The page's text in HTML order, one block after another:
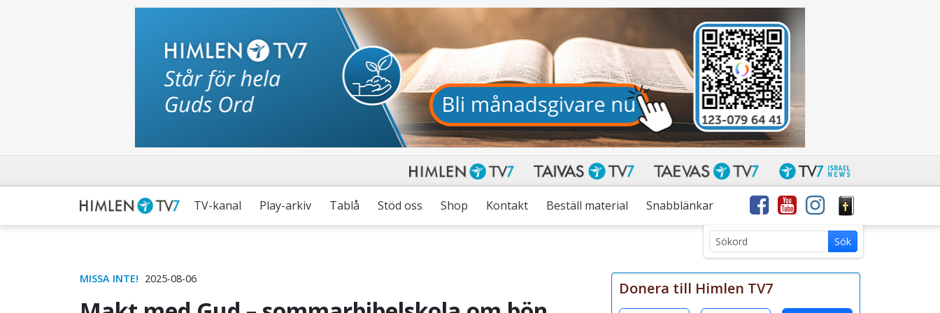
TV-kanal Play-arkiv Tablå Stöd oss Shop Kontakt Beställ material Snabblänkar
Sök
med
sökterm:
Sök
MISSA INTE! 2025-08-06
Donera till Himlen TV7